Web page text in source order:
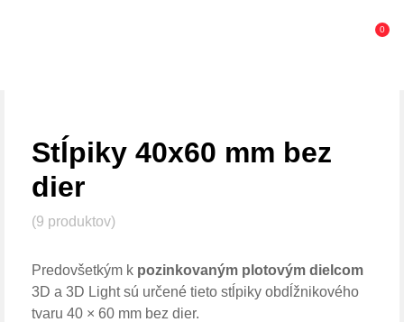
0
Stĺpiky 40x60 mm bez
dier
(9 produktov)
Predovšetkým k pozinkovaným plotovým dielcom
3D a 3D Light sú určené tieto stĺpiky obdĺžnikového
tvaru 40 × 60 mm bez dier.